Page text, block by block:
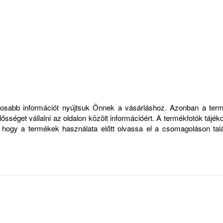
információt nyújtsuk Önnek a vásárláshoz. Azonban a
vállalni az oldalon közölt információért. A termékfotók
a termékek használata előtt olvassa el a csomagoláson